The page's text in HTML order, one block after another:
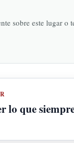
sobre este lugar o
lo que